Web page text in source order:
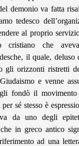
demonio va fatta
tedesco
al proprio
cristiano che
il quale,
gli orizzonti ristretti
e venne
fondò il movimento
sé stesso è
da uno degli
in greco antico
ad una